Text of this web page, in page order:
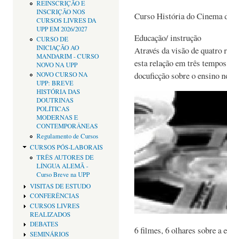
REINSCRIÇÃO E
INSCRIÇÃO NOS
CURSOS LIVRES DA
UPP EM 2026/2027
CURSO DE
INICIAÇÃO AO
MANDARIM - CURSO
NOVO NA UPP
NOVO CURSO NA
UPP: BREVE
HISTÓRIA DAS
DOUTRINAS
POLÍTICAS
MODERNAS E
CONTEMPORÂNEAS
Regulamento de Cursos
CURSOS PÓS-LABORAIS
TRÊS AUTORES DE
LÍNGUA ALEMÃ -
Curso Breve na UPP
VISITAS DE ESTUDO
CONFERÊNCIAS
CURSOS LIVRES
REALIZADOS
DEBATES
SEMINÁRIOS
Curso História do Cinema
Educação/ instrução
Através da visão de quatro
esta relação em três
docuficção sobre o ensino
6 filmes, 6 olhares sobre a